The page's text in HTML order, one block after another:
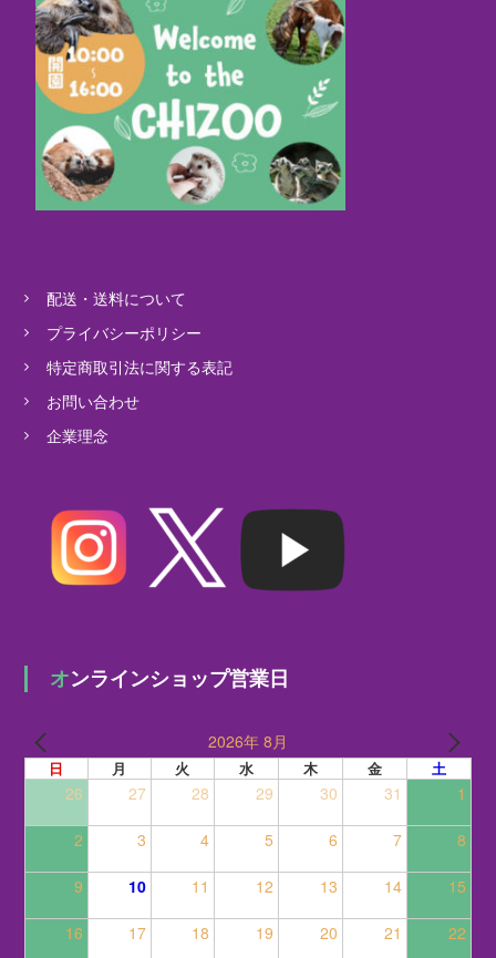
配送・送料について
プライバシーポリシー
特定商取引法に関する表記
お問い合わせ
企業理念
オンラインショップ営業日
2026年 8月
日 月 火 水 木 金 土
26 27 28 29 30 31 1
2 3 4 5 6 7 8
9 10 11 12 13 14 15
16 17 18 19 20 21 22